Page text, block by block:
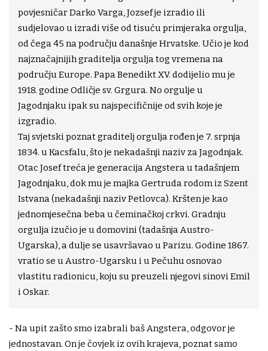
povjesničar Darko Varga, Jozsef je izradio ili
sudjelovao u izradi više od tisuću primjeraka orgulja,
od čega 45 na području današnje Hrvatske. Učio je kod
najznačajnijih graditelja orgulja tog vremena na
području Europe. Papa Benedikt XV. dodijelio mu je
1918. godine Odličje sv. Grgura. No orgulje u
Jagodnjaku ipak su najspecifičnije od svih koje je
izgradio.
Taj svjetski poznat graditelj orgulja rođen je 7. srpnja
1834. u Kacsfalu, što je nekadašnji naziv za Jagodnjak.
Otac Josef treća je generacija Angstera u tadašnjem
Jagodnjaku, dok mu je majka Gertruda rodom iz Szent
Istvana (nekadašnji naziv Petlovca). Kršten je kao
jednomjesečna beba u čeminačkoj crkvi. Gradnju
orgulja izučio je u domovini (tadašnja Austro-
Ugarska), a dulje se usavršavao u Parizu. Godine 1867.
vratio se u Austro-Ugarsku i u Pečuhu osnovao
vlastitu radionicu, koju su preuzeli njegovi sinovi Emil
i Oskar.
- Na upit zašto smo izabrali baš Angstera, odgovor je
jednostavan. On je čovjek iz ovih krajeva, poznat samo